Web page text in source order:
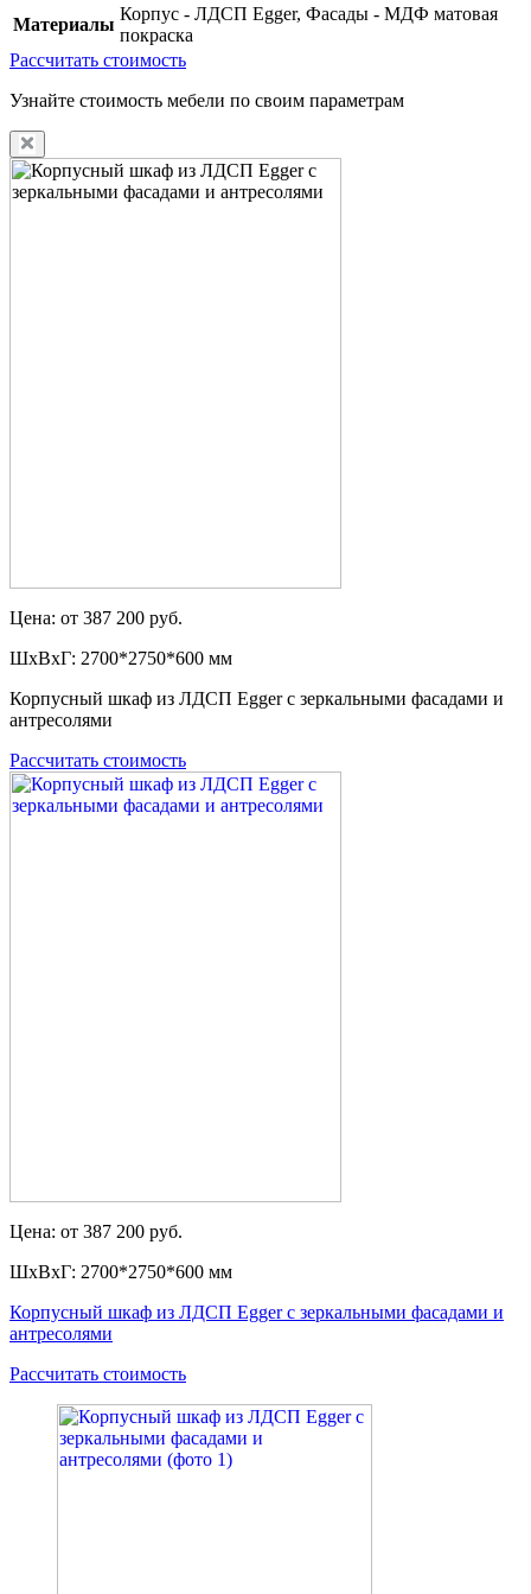
Материалы
Корпус - ЛДСП Egger, Фасады - МДФ матовая
покраска
Рассчитать стоимость
Узнайте стоимость мебели по своим параметрам
Цена: от 387 200 руб.
ШxВxГ: 2700*2750*600 мм
Корпусный шкаф из ЛДСП Egger с зеркальными фасадами и
антресолями
Рассчитать стоимость
Цена: от 387 200 руб.
ШxВxГ: 2700*2750*600 мм
Корпусный шкаф из ЛДСП Egger с зеркальными фасадами и
антресолями
Рассчитать стоимость